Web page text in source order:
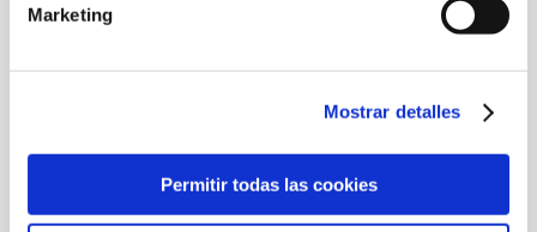
Marketing
Mostrar detalles
Permitir todas las cookies
Primer corte de sandía
PORFITOCARTHAGO|MAR 23, 2021